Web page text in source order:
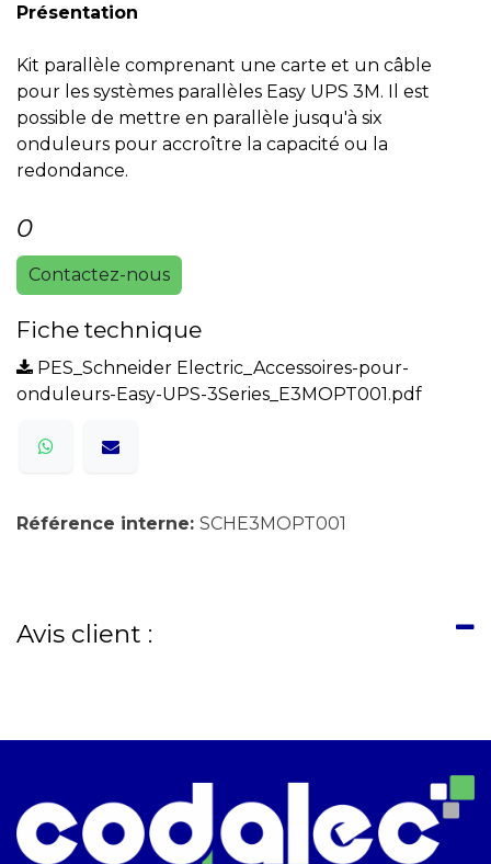
Présentation
Kit parallèle comprenant une carte et un câble
pour les systèmes parallèles Easy UPS 3M. Il est
possible de mettre en parallèle jusqu'à six
onduleurs pour accroître la capacité ou la
redondance.
0
Contactez-nous
Fiche technique
PES_Schneider Electric_Accessoires-pour-
onduleurs-Easy-UPS-3Series_E3MOPT001.pdf
Référence interne: SCHE3MOPT001
Avis client :